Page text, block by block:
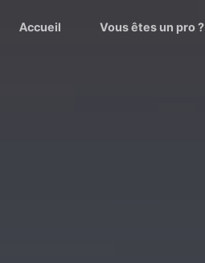
Accueil Vous êtes un pro ?